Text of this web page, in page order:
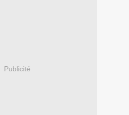
Publicité